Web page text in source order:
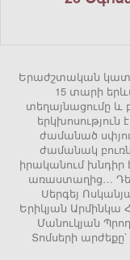
Երաժշտական
15 տարի
տեղայնացումը և
ժամանած
ժամանակ
իրականում խնդիր
առաստաղից…
Սերգեյ
Երիկյան Արմինկա
Մանուկյան
Տոմսերի արժեքը`